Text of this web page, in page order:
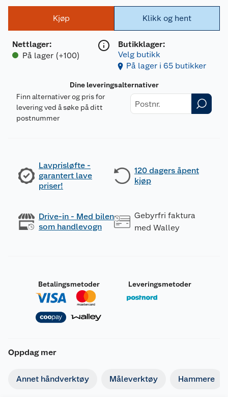
Kjøp
Nettlager:
På lager (+100)
Klikk og hent
Butikklager:
Velg butikk
På lager i 65 butikker
Dine leveringsalternativer
Finn alternativer og pris for
levering ved å søke på ditt
postnummer
Lavprisløfte -
garantert lave
priser!
120 dagers åpent
kjøp
Drive-in - Med bilen
som handlevogn
Gebyrfri faktura
med Walley
Betalingsmetoder Leveringsmetoder
Oppdag mer
Annet håndverktøy Måleverktøy Hammere